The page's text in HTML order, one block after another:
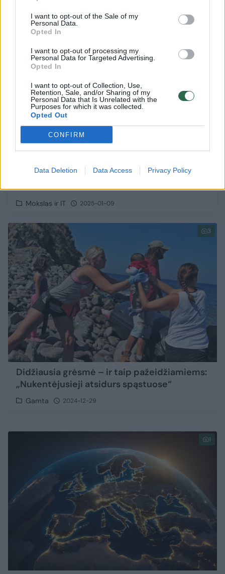
I want to opt-out of the Sale of my
Personal Data.
Opted In
I want to opt-out of processing my
Personal Data for Targeted Advertising.
Opted In
I want to opt-out of Collection, Use,
Retention, Sale, and/or Sharing of my
Personal Data that Is Unrelated with the
Purposes for which it was collected.
Opted Out
CONFIRM
Data Deletion Data Access Privacy Policy
Augalai Žemėje išliks ilgiau, nei manyta iki
šiol
Mokslas ir IT 2025-01-09
3
Didžiausia grėsmė – ir taip pažeidžiamiems:
„Nukentėjusieji atsidurs spąstuose“
Gamta 2024-12-29
1